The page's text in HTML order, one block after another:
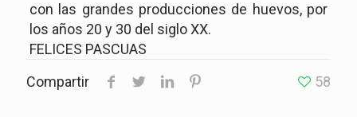
con las grandes producciones de huevos, por
los años 20 y 30 del siglo XX.
FELICES PASCUAS
Compartir
58